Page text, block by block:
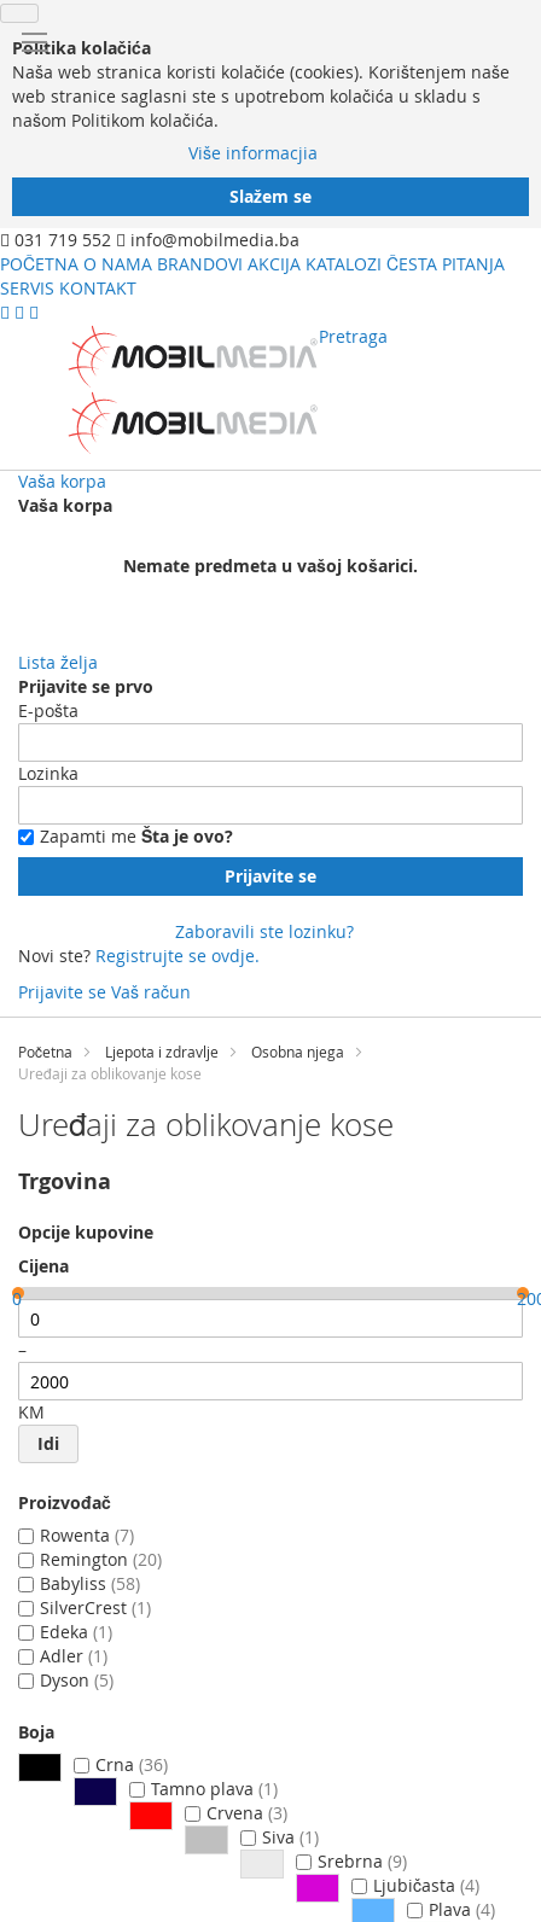
Politika kolačića
Naša web stranica koristi kolačiće (cookies). Korištenjem naše
web stranice saglasni ste s upotrebom kolačića u skladu s
našom Politikom kolačića.
Više informacjia
Slažem se
031 719 552
info@mobilmedia.ba
POČETNA O NAMA BRANDOVI AKCIJA KATALOZI ČESTA PITANJA
SERVIS KONTAKT
Pretraga
Vaša korpa
Vaša korpa
Nemate predmeta u vašoj košarici.
Lista želja
Prijavite se prvo
E-pošta
Lozinka
Zapamti me Šta je ovo?
Prijavite se
Zaboravili ste lozinku?
Novi ste? Registrujte se ovdje.
Prijavite se Vaš račun
Preskočite
sadržaj
Početna Ljepota i zdravlje
Osobna njega
Uređaji za oblikovanje kose
Uređaji za oblikovanje kose
Trgovina
Opcije kupovine
Cijena
0
–
KM
Idi
Proizvođač
Rowenta 7
Remington 20
Babyliss 58
SilverCrest 1
Edeka 1
Adler 1
Dyson 5
Boja
Crna 36
Tamno plava 1
Crvena 3
Siva 1
Srebrna 9
Ljubičasta 4
Plava 4